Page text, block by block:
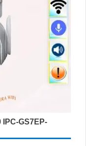
IPC-GS7EP-